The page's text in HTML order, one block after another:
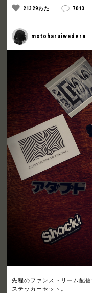
21329わた 7013
motoharuiwadera
先程のファンストリーム配
ステッカーセット。